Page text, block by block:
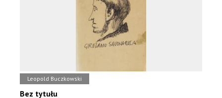
Leopold Buczkowski
Bez tytułu